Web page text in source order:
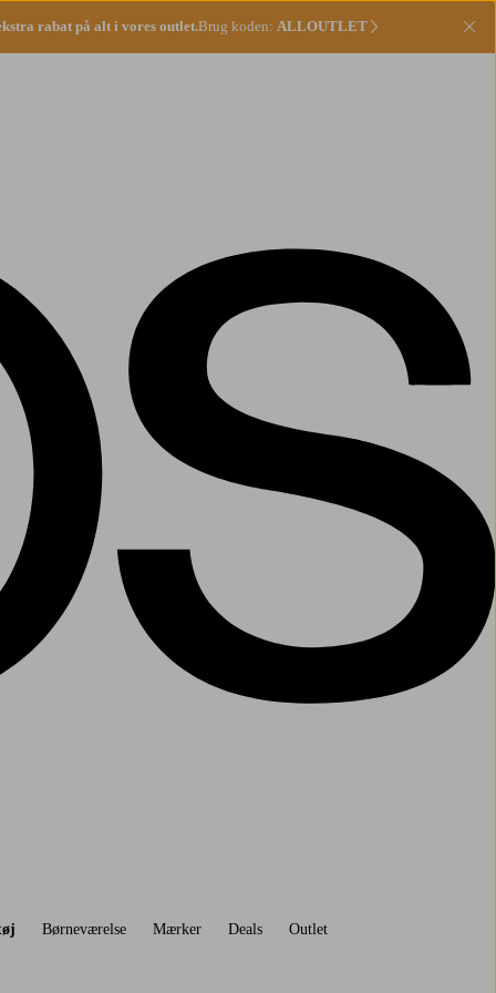
rabat på alt i vores outlet.Brug koden: ALLOUTLET
Børneværelse Mærker Deals Outlet